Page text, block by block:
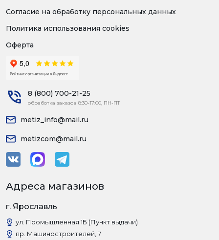
Согласие на обработку персональных данных
Политика использования cookies
Оферта
8 (800) 700-21-25
обработка заказов 8:30-17:00, ПН-ПТ
metiz_info@mail.ru
metizcom@mail.ru
Адреса магазинов
г. Ярославль
ул. Промышленная 1Б (Пункт выдачи)
пр. Машиностроителей, 7